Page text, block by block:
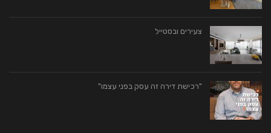
צעירים ובסטייל
"רכישת דירה זה עסק בפני עצמו"